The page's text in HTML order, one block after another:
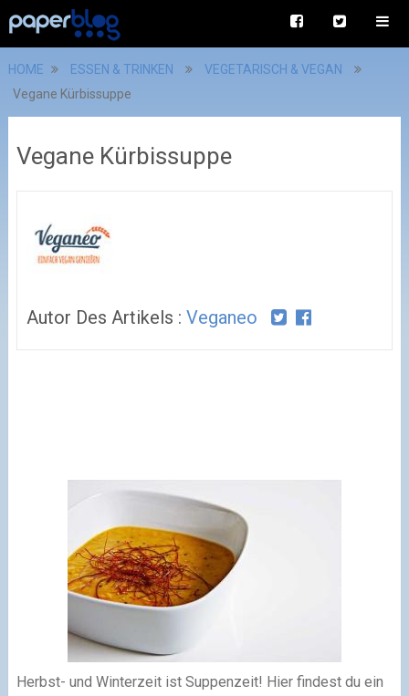
HOME ESSEN & TRINKEN
VEGETARISCH & VEGAN
Vegane Kürbissuppe
Vegane Kürbissuppe
Autor Des Artikels : Veganeo
Herbst- und Winterzeit ist Suppenzeit! Hier findest du ein